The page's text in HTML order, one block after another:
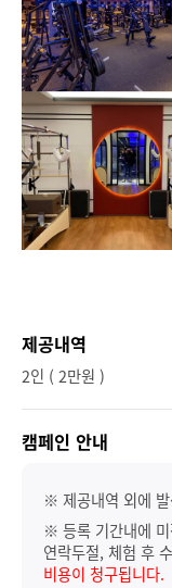
제공내역
2인 ( 2만원 )
캠페인 안내
※ 제공내역 외에
※ 등록 기간내에
연락두절, 체험 후
비용이 청구됩니다.